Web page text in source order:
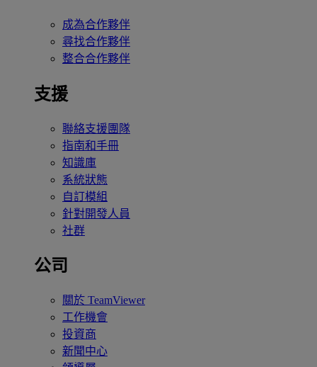
成為合作夥伴
尋找合作夥伴
整合合作夥伴
支援
聯絡支援團隊
指南和手冊
知識庫
系統狀態
自訂模組
針對開發人員
社群
公司
關於 TeamViewer
工作機會
投資商
新聞中心